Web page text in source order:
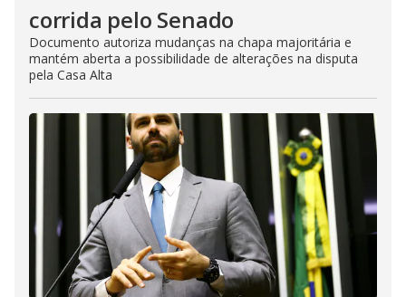
corrida pelo Senado
Documento autoriza mudanças na chapa majoritária e
mantém aberta a possibilidade de alterações na disputa
pela Casa Alta